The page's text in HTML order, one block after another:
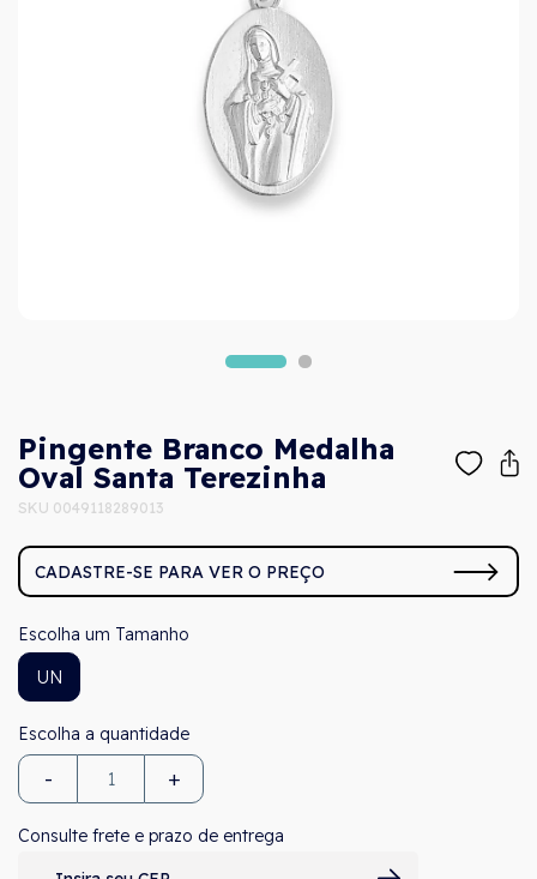
Pingente Branco Medalha
Oval Santa Terezinha
SKU 0049118289013
CADASTRE-SE PARA VER O PREÇO
Tamanho
UN
- +
Consulte frete e prazo de entrega